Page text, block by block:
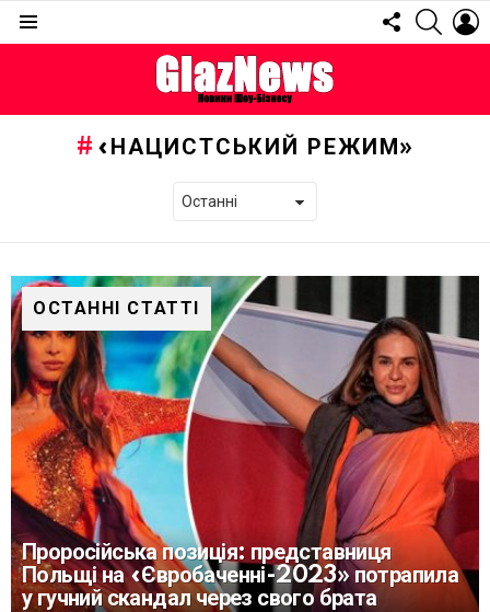
FOLLOW
US
«НАЦИСТСЬКИЙ РЕЖИМ»
ОСТАННІ СТАТТІ
Проросійська позиція: представниця
Польщі на «Євробаченні-2023» потрапила
у гучний скандал через свого брата